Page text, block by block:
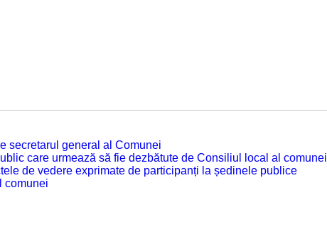
secretarul general al Comunei
care urmează să fie dezbătute de Consiliul local al comunei
de vedere exprimate de participanți la ședinele publice
comunei